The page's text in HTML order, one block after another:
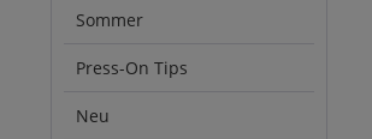
Sommer
Press-On Tips
Neu